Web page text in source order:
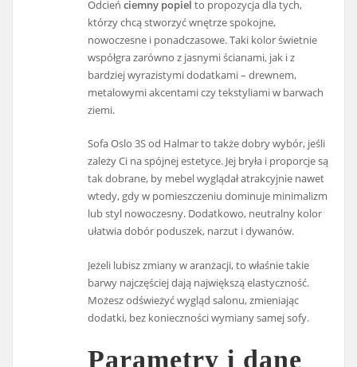
Odcieńciemny popiel to propozycja dla tych,
którzy chcą stworzyć wnętrze spokojne,
nowoczesne i ponadczasowe. Taki kolor świetnie
współgra zarówno z jasnymi ścianami, jak i z
bardziej wyrazistymi dodatkami – drewnem,
metalowymi akcentami czy tekstyliami w barwach
ziemi.
Sofa Oslo 3S od Halmar to także dobry wybór, jeśli
zależy Ci na spójnej estetyce. Jej bryła i proporcje są
tak dobrane, by mebel wyglądał atrakcyjnie nawet
wtedy, gdy w pomieszczeniu dominuje minimalizm
lub styl nowoczesny. Dodatkowo, neutralny kolor
ułatwia dobór poduszek, narzut i dywanów.
Jeżeli lubisz zmiany w aranżacji, to właśnie takie
barwy najczęściej dają największą elastyczność.
Możesz odświeżyć wygląd salonu, zmieniając
dodatki, bez konieczności wymiany samej sofy.
Parametry i dane